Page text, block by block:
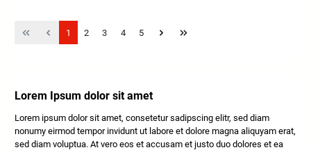
Page
1 Page
2 Page
3 Page
4 Page
5
Lorem Ipsum dolor sit amet
Lorem ipsum dolor sit amet, consetetur sadipscing elitr, sed diam
nonumy eirmod tempor invidunt ut labore et dolore magna aliquyam erat,
sed diam voluptua. At vero eos et accusam et justo duo dolores et ea